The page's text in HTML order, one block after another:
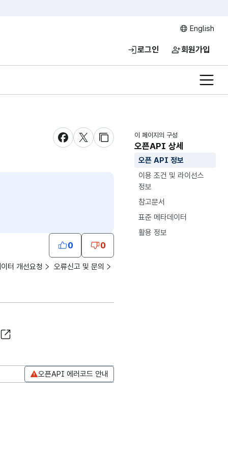
English
로그인 회원가입
전체
새창 열림새창 열림새창 열림
0 0
이 페이지의 구성
오픈API 상세
오픈 API 정보
이용 조건 및 라이선스
정보
참고문서
표준 메타데이터
활용 정보
터 개선요청 오류신고 및 문의
오픈API 에러코드 안내